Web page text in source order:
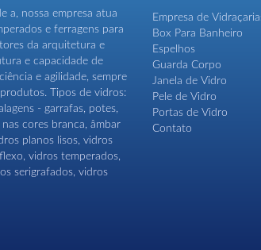
a, nossa empresa atua
e ferragens para
da arquitetura e
e capacidade de
e agilidade, sempre
Tipos de vidros:
- garrafas, potes,
cores branca, âmbar
planos lisos, vidros
vidros temperados,
serigrafados, vidros
Empresa de
Box Para Banheiro
Espelhos
Guarda Corpo
Janela de Vidro
Pele de Vidro
Portas de Vidro
Contato